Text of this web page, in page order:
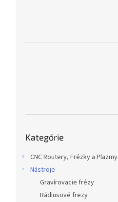
kategórie
Kategórie
CNC Routery, Frézky a Plazmy
Nástroje
Gravírovacie frézy
Rádiusové frezy